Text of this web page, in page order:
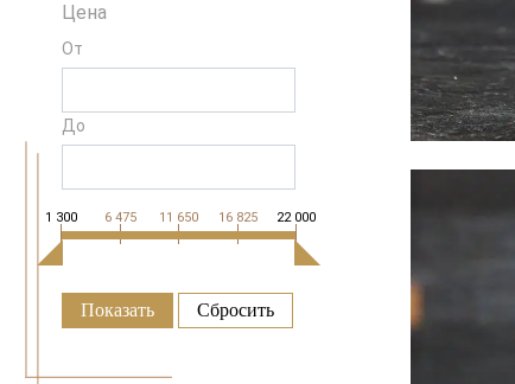
Цена
От
До
1 300 6 475 11 650 16 825 22 000